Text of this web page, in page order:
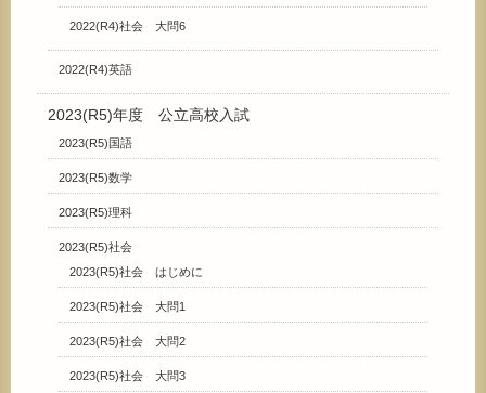
2022(R4)社会 大問6
2022(R4)英語
2023(R5)年度 公立高校入試
2023(R5)国語
2023(R5)数学
2023(R5)理科
2023(R5)社会
2023(R5)社会 はじめに
2023(R5)社会 大問1
2023(R5)社会 大問2
2023(R5)社会 大問3